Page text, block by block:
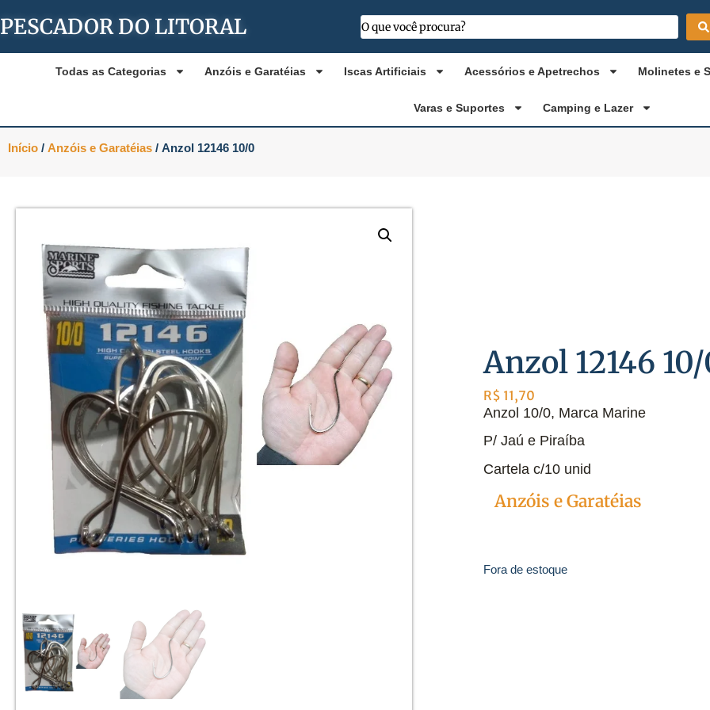
PESCADOR DO LITORAL
Todas as Categorias Anzóis e Garatéias Iscas Artificiais Acessórios e Apetrechos Molinetes e
Varas e Suportes Camping e Lazer
Início / Anzóis e Garatéias / Anzol 12146 10/0
Anzol 12146
R$ 11,70
Anzol 10/0, Marca Marine
P/ Jaú e Piraíba
Cartela c/10 unid
Anzóis e Garatéias
Fora de estoque